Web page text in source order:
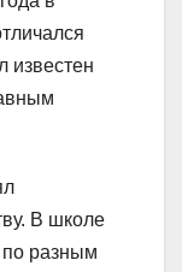
известен
В школе
по разным